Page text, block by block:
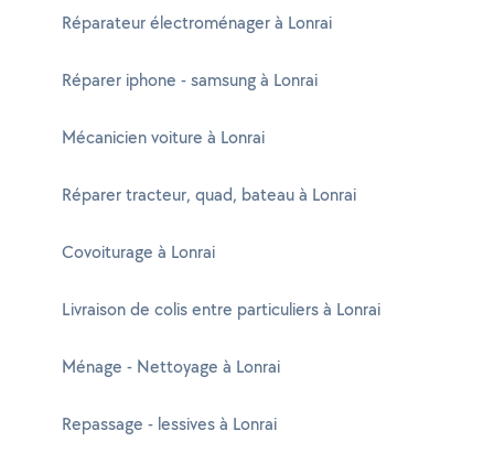
Réparateur électroménager à Lonrai
Réparer iphone - samsung à Lonrai
Mécanicien voiture à Lonrai
Réparer tracteur, quad, bateau à Lonrai
Covoiturage à Lonrai
Livraison de colis entre particuliers à Lonrai
Ménage - Nettoyage à Lonrai
Repassage - lessives à Lonrai